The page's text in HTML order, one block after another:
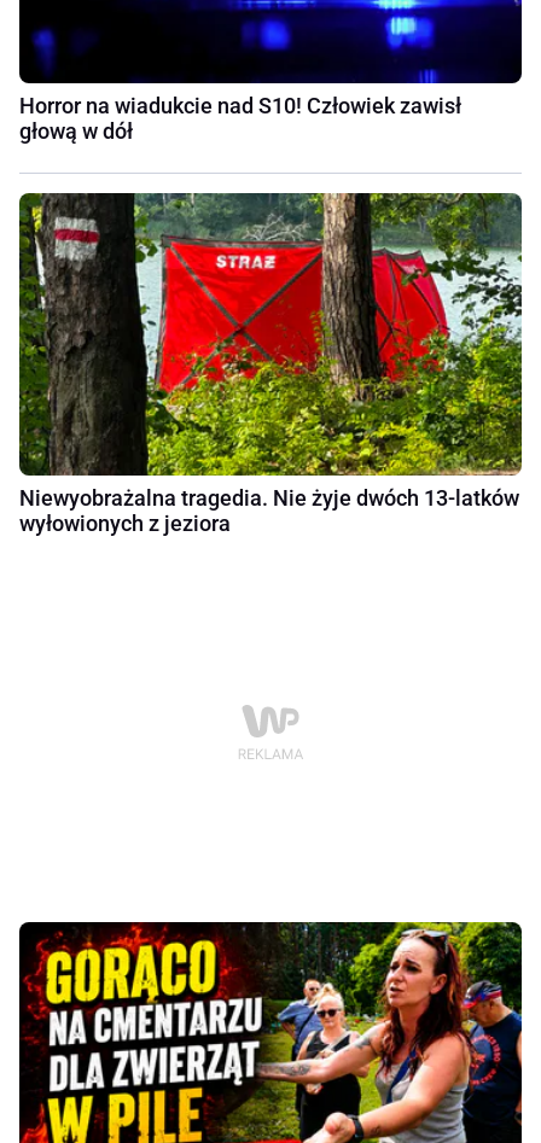
Horror na wiadukcie nad S10! Człowiek zawisł
głową w dół
Niewyobrażalna tragedia. Nie żyje dwóch 13-latków
wyłowionych z jeziora